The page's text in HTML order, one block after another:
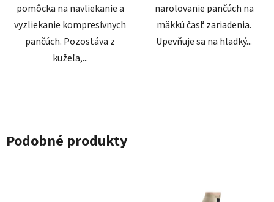
pomôcka na navliekanie a
vyzliekanie kompresívnych
pančúch. Pozostáva z
kužeľa,...
narolovanie pančúch na
mäkkú časť zariadenia.
Upevňuje sa na hladký...
Podobné produkty